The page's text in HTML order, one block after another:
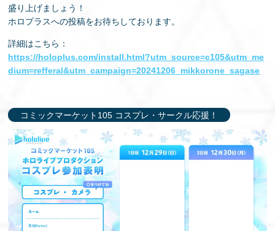
盛り上げましょう！
ホロプラスへの投稿をお待ちしております。
詳細はこちら：
https://holoplus.com/install.html?utm_source=c105&utm_me
dium=refferal&utm_campaign=20241206_mikkorone_sagase
コミックマーケット105 コスプレ・サークル応援！